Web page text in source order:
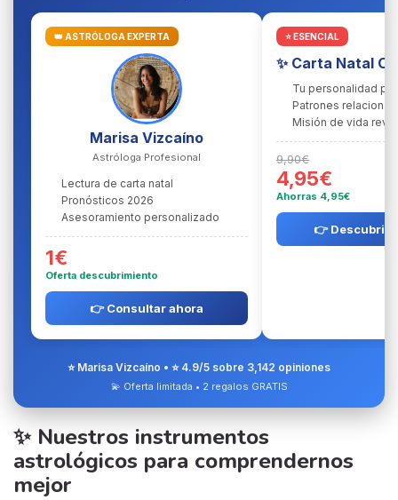
👑 ASTRÓLOGA EXPERTA
Marisa Vizcaíno
Astróloga Profesional
Lectura de carta natal
Pronósticos 2026
Asesoramiento personalizado
1€
Oferta descubrimiento
👉 Consultar ahora
⭐ ESENCIAL
✨ Carta Natal
Tu personalidad
Patrones
Misión de vida
9,90€
4,95€
Ahorras 4,95€
👉 Descubrir
⭐ Marisa Vizcaíno • ⭐ 4.9/5 sobre 3,142 opiniones
💫 Oferta limitada • 2 regalos GRATIS
✨ Nuestros instrumentos
astrológicos para comprendernos
mejor